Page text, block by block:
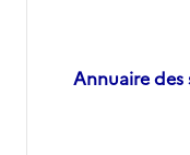
Annuaire des